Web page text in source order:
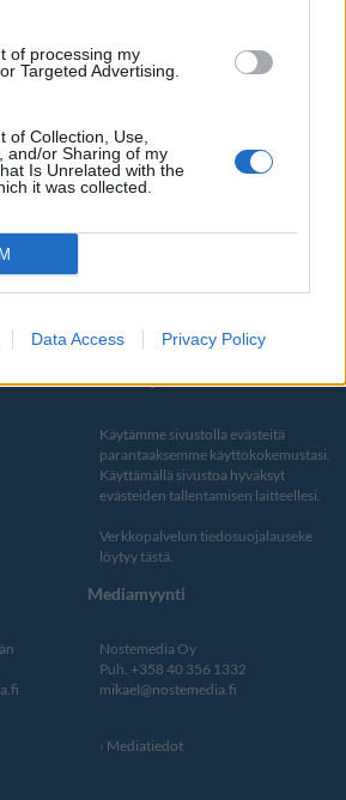
of processing my
Targeted Advertising.
of Collection, Use,
and/or Sharing of my
Is Unrelated with the
it was collected.
Data Access Privacy Policy
Autot
Digi
Tietosuojalauseke
Käytämme sivustolla evästeitä
parantaaksemme käyttökokemustasi.
Käyttämällä sivustoa hyväksyt
evästeiden tallentamisen laitteellesi.
Verkkopalvelun tiedosuojalauseke
löytyy tästä
Mediamyynti
Nostemedia Oy
Puh. +358 40 356 1332
mikael@nostemedia.fi
Mediatiedot